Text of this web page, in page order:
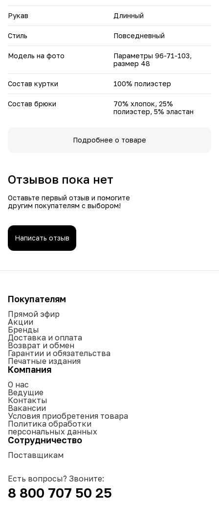
Рукав Длинный
Стиль Повседневный
Модель на фото
Параметры 96-71-103,
размер 48
Состав куртки 100% полиэстер
Состав брюки
70% хлопок, 25%
полиэстер, 5% эластан
Подробнее о товаре
Отзывов пока нет
Оставьте первый отзыв и помогите
другим покупателям с выбором!
Написать отзыв
Покупателям
Прямой эфир
Акции
Бренды
Доставка и оплата
Возврат и обмен
Гарантии и обязательства
Печатные издания
Компания
О нас
Ведущие
Контакты
Вакансии
Условия приобретения товара
Политика обработки
персональных данных
Сотрудничество
Поставщикам
Есть вопросы? Звоните:
8 800 707 50 25